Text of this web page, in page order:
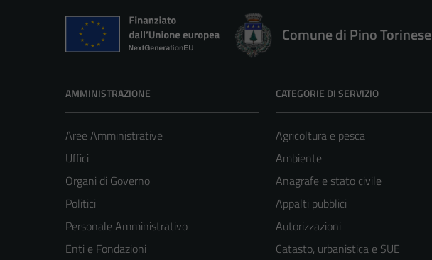
Comune di Pino Torinese
AMMINISTRAZIONE
Aree Amministrative
Uffici
Organi di Governo
Politici
Personale Amministrativo
Enti e Fondazioni
CATEGORIE DI SERVIZIO
Agricoltura e pesca
Ambiente
Anagrafe e stato civile
Appalti pubblici
Autorizzazioni
Catasto, urbanistica e SUE